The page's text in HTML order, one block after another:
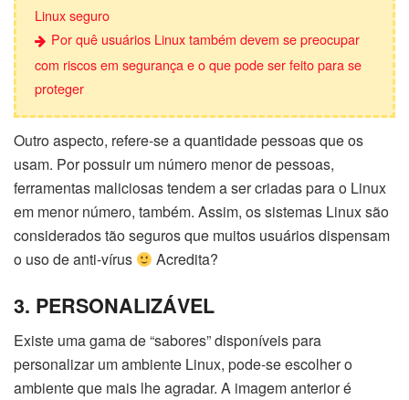
Linux seguro
Por quê usuários Linux também devem se preocupar
com riscos em segurança e o que pode ser feito para se
proteger
Outro aspecto, refere-se a quantidade pessoas que os
usam. Por possuir um número menor de pessoas,
ferramentas maliciosas tendem a ser criadas para o Linux
em menor número, também. Assim, os sistemas Linux são
considerados tão seguros que muitos usuários dispensam
o uso de anti-vírus
Acredita?
3. PERSONALIZÁVEL
Existe uma gama de “sabores” disponíveis para
personalizar um ambiente Linux, pode-se escolher o
ambiente que mais lhe agradar. A imagem anterior é